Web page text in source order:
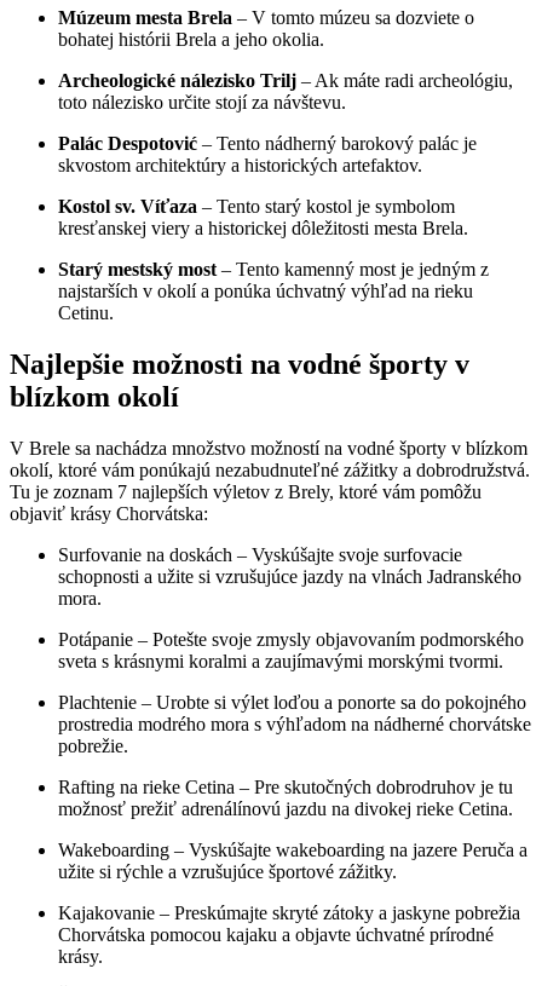
Múzeum mesta Brela – V tomto múzeu sa dozviete o
bohatej histórii Brela a jeho okolia.
Archeologické nálezisko Trilj – Ak máte radi archeológiu,
toto nálezisko určite stojí za návštevu.
Palác Despotović – Tento nádherný barokový palác je
skvostom architektúry a historických artefaktov.
Kostol sv. Víťaza – Tento starý kostol je symbolom
kresťanskej viery a historickej dôležitosti mesta Brela.
Starý mestský most– Tento kamenný most je jedným z
najstarších v okolí a ponúka úchvatný výhľad na rieku
Cetinu.
Najlepšie možnosti na vodné športy v
blízkom okolí
V Brele sa nachádza množstvo možností na vodné športy v blízkom
okolí, ktoré vám ponúkajú nezabudnuteľné zážitky a dobrodružstvá.
Tu je zoznam 7 najlepších výletov z Brely, ktoré vám pomôžu
objaviť krásy Chorvátska:
Surfovanie na doskách – Vyskúšajte svoje surfovacie
schopnosti a užite si vzrušujúce jazdy na vlnách Jadranského
mora.
Potápanie – Potešte svoje zmysly objavovaním podmorského
sveta s krásnymi koralmi a zaujímavými morskými tvormi.
Plachtenie – Urobte si výlet loďou a ponorte sa do pokojného
prostredia modrého mora s výhľadom na nádherné chorvátske
pobrežie.
Rafting na rieke Cetina – Pre skutočných dobrodruhov je tu
možnosť prežiť adrenálínovú jazdu na divokej rieke Cetina.
Wakeboarding – Vyskúšajte wakeboarding na jazere Peruča a
užite si rýchle a vzrušujúce športové zážitky.
Kajakovanie – Preskúmajte skryté zátoky a jaskyne pobrežia
Chorvátska pomocou kajaku a objavte úchvatné prírodné
krásy.